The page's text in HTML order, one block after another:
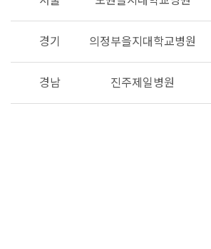
경기 의정부을지대학교병원
경남 진주제일병원